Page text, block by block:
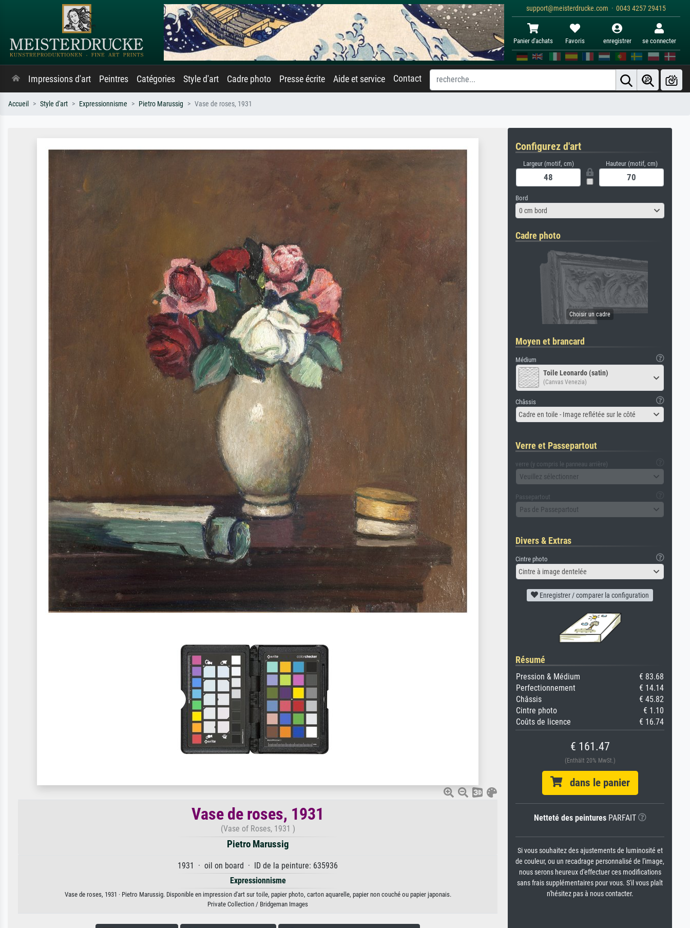
support@meisterdrucke.com · 0043 4257 29415
Panier d'achats Favoris enregistrer se connecter
Impressions d'art Peintres Catégories Style d'art Cadre photo Presse écrite Aide et service Contact
Accueil Style d'art Expressionnisme Pietro Marussig Vase de roses, 1931
Vase de roses, 1931
(Vase of Roses, 1931 )
Pietro Marussig
1931 · oil on board · ID de la peinture: 635936
Expressionnisme
Vase de roses, 1931 · Pietro Marussig. Disponible en impression d'art sur toile, papier photo, carton aquarelle, papier non couché ou papier japonais.
Private Collection / Bridgeman Images
Configurez d'art
Largeur (motif, cm) Hauteur (motif, cm)
Bord
0 cm bord
Cadre photo
Moyen et brancard
Médium
Toile Leonardo (satin)
(Canvas Venezia)
Châssis
Cadre en toile - Image reflétée sur le côté
Verre et Passepartout
verre (y compris le panneau arrière)
Veuillez sélectionner
Passepartout
Pas de Passepartout
Divers & Extras
Cintre photo
Cintre à image dentelée
Enregistrer / comparer la configuration
Résumé
Pression & Médium
€ 83.68
Perfectionnement
€ 14.14
Châssis
€ 45.82
Cintre photo
€ 1.10
Coûts de licence
€ 16.74
€ 161.47
(Enthält 20% MwSt.)
dans le panier
Netteté des peinturesPARFAIT
Si vous souhaitez des ajustements de luminosité et
de couleur, ou un recadrage personnalisé de l'image,
nous serons heureux d'effectuer ces modifications
sans frais supplémentaires pour vous. S'il vous plaît
n'hésitez pas à nous contacter.